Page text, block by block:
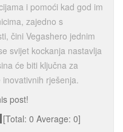
i pomoći kad god im
zajedno s
čini Vegashero jednim
svijet kockanja nastavlja
će biti ključna za
rješenja.
post!
[Total: 0 Average: 0]